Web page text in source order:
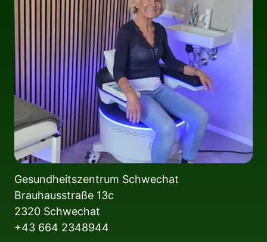
Gesundheitszentrum Schwechat
Brauhausstraße 13c
2320 Schwechat
+43 664 2348944